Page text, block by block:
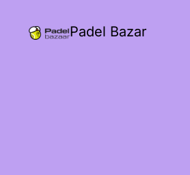
Padel Bazar